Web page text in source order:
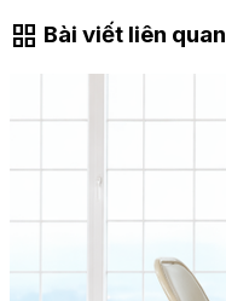
grid_view Bài viết liên quan